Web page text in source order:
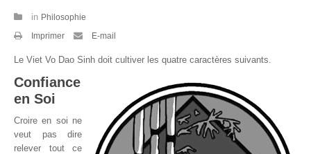
Par Statistiques
Médias
PHOTO
DOCUMENT
in Philosophie
Imprimer
E-mail
Le Viet Vo Dao Sinh doit cultiver les quatre caractères suivants.
Confiance
en Soi
Croire en soi ne
veut pas dire
relever tout ce